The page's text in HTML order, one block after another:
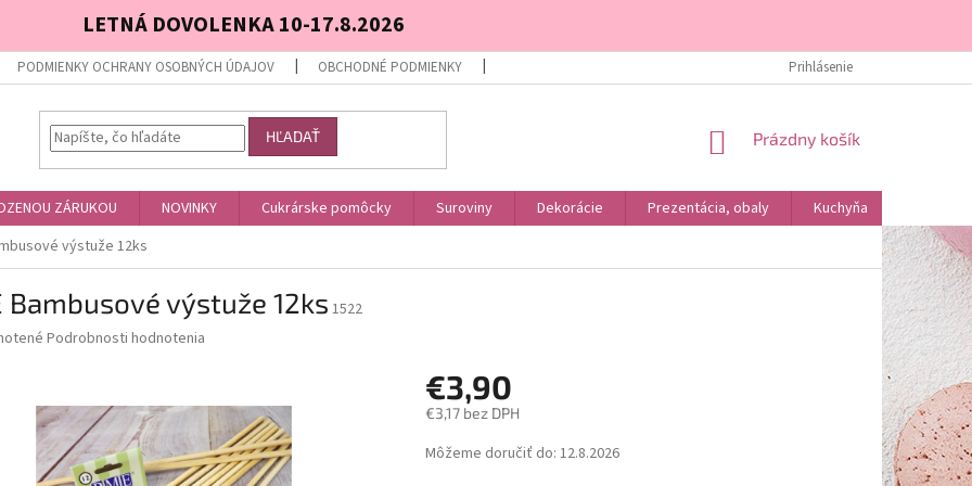
LETNÁ DOVOLENKA 10-17.8.2026
PODMIENKY OCHRANY OSOBNÝCH ÚDAJOV OBCHODNÉ PODMIENKY ÚVOD
Prihlásenie
HĽADAŤ
NÁKUPNÝ
Prázdny košík
ZÁRUKOU NOVINKY Cukrárske pomôcky Suroviny Dekorácie Prezentácia, obaly Kuchyňa
výstuže 12ks
Bambusové výstuže 12ks 1522
Podrobnosti hodnotenia
€3,90
€3,17 bez DPH
Jednotková
cena:
Môžeme doručiť do: 12.8.2026